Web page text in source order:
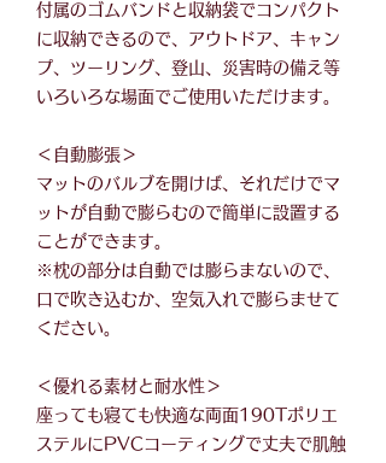
付属のゴムバンドと収納袋でコンパクト
に収納できるので、アウトドア、キャン
プ、ツーリング、登山、災害時の備え等
いろいろな場面でご使用いただけます。
＜自動膨張＞
マットのバルブを開けば、それだけでマ
ットが自動で膨らむので簡単に設置する
ことができます。
※枕の部分は自動では膨らまないので、
口で吹き込むか、空気入れで膨らませて
ください。
＜優れる素材と耐水性＞
座っても寝ても快適な両面190Tポリエ
ステルにPVCコーティングで丈夫で肌触